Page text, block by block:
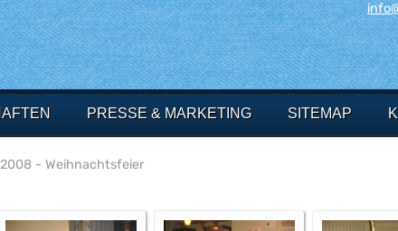
PRESSE & MARKETING SITEMAP
2008 - Weihnachtsfeier